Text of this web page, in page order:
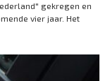
gekregen en
vier jaar. Het